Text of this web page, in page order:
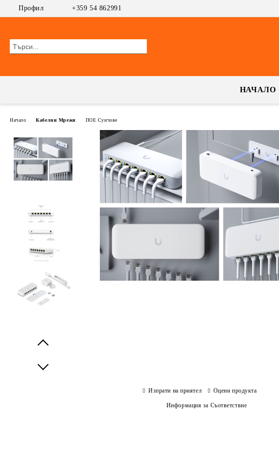
Профил +359 54 862991
НАЧАЛО
Начало Кабелни Мрежи ПОЕ Суичове
Изпрати на приятел Оцени продукта
Информация за Съответствие